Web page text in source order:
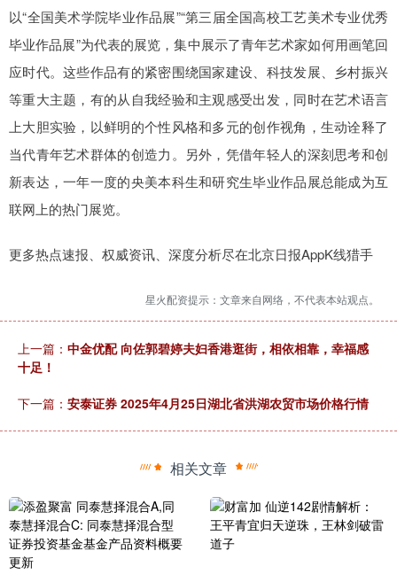
以“全国美术学院毕业作品展”“第三届全国高校工艺美术专业优秀
毕业作品展”为代表的展览，集中展示了青年艺术家如何用画笔回
应时代。这些作品有的紧密围绕国家建设、科技发展、乡村振兴
等重大主题，有的从自我经验和主观感受出发，同时在艺术语言
上大胆实验，以鲜明的个性风格和多元的创作视角，生动诠释了
当代青年艺术群体的创造力。另外，凭借年轻人的深刻思考和创
新表达，一年一度的央美本科生和研究生毕业作品展总能成为互
联网上的热门展览。
更多热点速报、权威资讯、深度分析尽在北京日报AppK线猎手
星火配资提示：文章来自网络，不代表本站观点。
上一篇： 中金优配 向佐郭碧婷夫妇香港逛街，相依相靠，幸福感
十足！
下一篇： 安泰证券 2025年4月25日湖北省洪湖农贸市场价格行情
相关文章